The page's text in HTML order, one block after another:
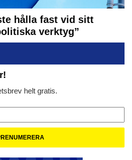
hålla fast vid sitt
verktyg”
helt gratis.